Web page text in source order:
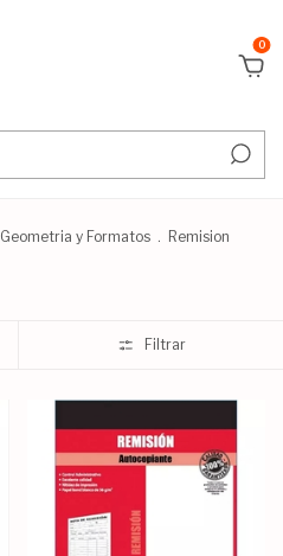
0
Geometria y Formatos . Remision
Filtrar